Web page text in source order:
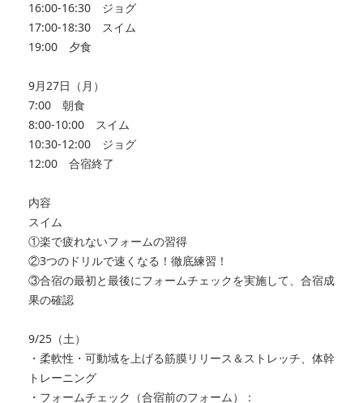
16:00‐16:30 ジョグ
17:00‐18:30 スイム
19:00 夕食
9月27日（月）
7:00 朝食
8:00‐10:00 スイム
10:30‐12:00 ジョグ
12:00 合宿終了
内容
スイム
①楽で疲れないフォームの習得
②3つのドリルで速くなる！徹底練習！
③合宿の最初と最後にフォームチェックを実施して、合宿成
果の確認
9/25（土）
・柔軟性・可動域を上げる筋膜リリース＆ストレッチ、体幹
トレーニング
・フォームチェック（合宿前のフォーム）：